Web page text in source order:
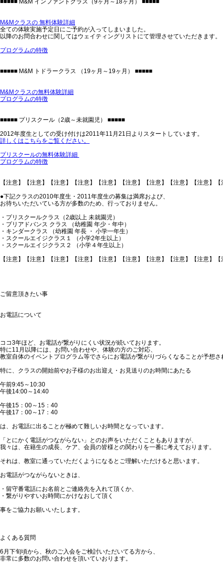
■■■■■ M&M インファントクラス（9ヶ月～18ヶ月） ■■■■■
M&Mクラスの 無料体験詳細
全ての体験実施予定日にご予約が入ってしまいました。
以降のお問合わせに関してはウェイティングリストにて管理させていただきます。
プログラムの特徴
■■■■■ M&M トドラークラス （19ヶ月～19ヶ月） ■■■■■
M&Mクラスの無料体験詳細
プログラムの特徴
■■■■■ プリスクール（2歳～未就園児） ■■■■■
2012年度生としての受け付けは2011年11月21日よりスタートしています。
詳しくはこちらをご覧ください。
プリスクールの無料体験詳細
プログラムの特徴
【注意】【注意】【注意】【注意】【注意】【注意】【注意】【注意】【注意】【
●下記クラスの2010年度生・2011年度生の募集は満席および、
お待ちいただいている方が多数のため、行っておりません。
・プリスクールクラス（2歳以上 未就園児）
・プリアドバンス クラス （幼稚園 年少・年中）
・キンダークラス （幼稚園 年長 ・ 小学一年生）
・スクールエイジクラス１ （小学2年生以上）
・スクールエイジクラス２ （小学４年生以上）
【注意】【注意】【注意】【注意】【注意】【注意】【注意】【注意】【注意】【
ご留意頂きたい事
お電話について
ココ3年ほど、お電話が繋がりにくい状況が続いております。
特に11月以降には、お問い合わせや、体験の方のご対応、
教室自体のイベントプログラム等でさらにお電話が繋がりづらくなることが予想さ
特に、クラスの開始前やお子様のお出迎え・お見送りのお時間にあたる
午前9:45～10:30
午後14:00～14:40
午後15：00～15：40
午後17：00～17：40
は、お電話に出ることが極めて難しいお時間となっています。
「とにかく電話がつながらない」とのお声をいただくこともありますが、
我々は、在籍生の成長、ケア、会員の皆様との関わりを一番に考えております。
それは、教室に通っていただくようになるとご理解いただけると思います。
お電話がつながらないときは、
・留守番電話にお名前とご連絡先を入れて頂くか、
・繋がりやすいお時間にかけなおして頂く
事をご協力お願いいたします。
よくある質問
6月下旬頃から、秋のご入会をご検討いただいてる方から、
非常に多数のお問い合わせを頂いていおります。